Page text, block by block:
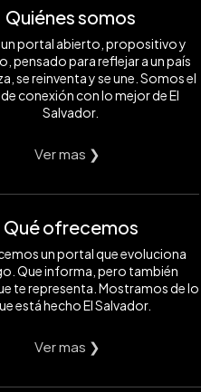
Quiénes somos
portal abierto, propositivo y
pensado para reflejar a un país
se reinventa y se une. Somos el
conexión con lo mejor de El
Salvador.
Ver mas ❯
Qué ofrecemos
un portal que evoluciona
Que informa, pero también
te representa. Mostramos de lo
está hecho El Salvador.
Ver mas ❯